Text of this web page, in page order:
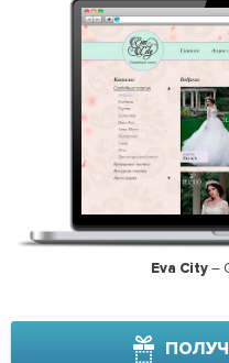
Eva City–